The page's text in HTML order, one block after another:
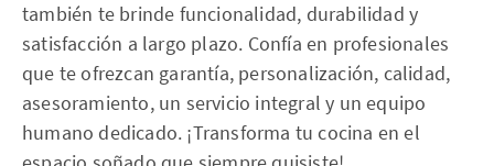
también te brinde funcionalidad, durabilidad y
satisfacción a largo plazo. Confía en profesionales
que te ofrezcan garantía, personalización, calidad,
asesoramiento, un servicio integral y un equipo
humano dedicado. ¡Transforma tu cocina en el